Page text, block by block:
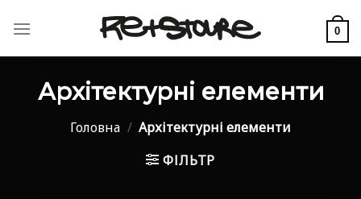
0
Архітектурні елементи
Головна / Архітектурні елементи
ФІЛЬТР